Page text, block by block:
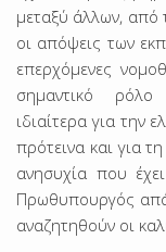
μεταξύ άλλων,
οι απόψεις των
επερχόμενες
σημαντικό ρόλο
ιδιαίτερα για την
πρότεινα και για
ανησυχία που
Πρωθυπουργός
αναζητηθούν οι